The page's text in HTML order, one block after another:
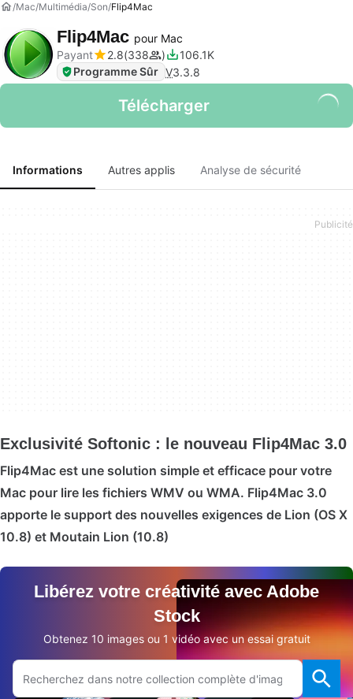
Mac Multimédia Son Flip4Mac
Flip4Mac pour Mac
Payant
2.8 338
106.1K
Programme Sûr V3.3.8
Télécharger
Informations Autres applis Analyse de sécurité
Exclusivité Softonic : le nouveau Flip4Mac 3.0
Flip4Mac est une solution simple et efficace pour votre
Mac pour lire les fichiers WMV ou WMA. Flip4Mac 3.0
apporte le support des nouvelles exigences de Lion (OS X
10.8) et Moutain Lion (10.8)
Libérez votre créativité avec Adobe
Stock
Obtenez 10 images ou 1 vidéo avec un essai gratuit
Rechercher sur le site Adobe.com